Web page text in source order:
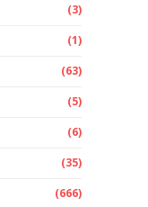
(3)
(1)
(63)
(5)
(6)
(35)
(666)